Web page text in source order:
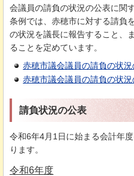
会議員の請負の状況の公表に関
条例では、赤穂市に対する請負
の状況を議長に報告すること、
ることを定めています。
赤穂市議会議員の請負の状
赤穂市議会議員の請負の状
請負状況の公表
令和6年4月1日に始まる会計年
ります。
令和6年度